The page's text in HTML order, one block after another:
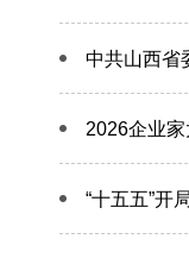
中共山西省
2026企业
“十五五”开